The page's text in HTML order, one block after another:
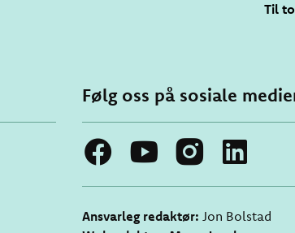
Til
Følg oss på sosiale
Ansvarleg redaktør: Jon Bolstad